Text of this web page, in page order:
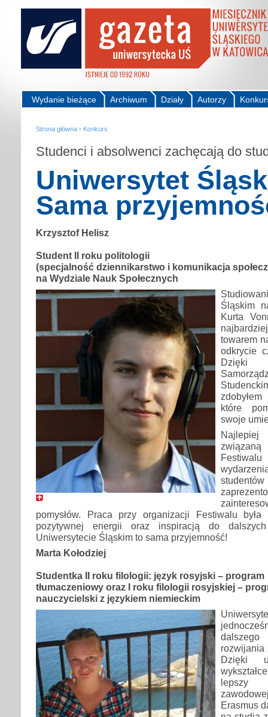
Autorzy
Działy
Archiwum
Wydanie bieżące
Strona główna › Konkurs
Studenci i absolwenci zachęcają do
Uniwersytet
Sama
Krzysztof Helisz
Student II roku politologii
(specjalność dziennikarstwo i komunikacja
na Wydziale Nauk Społecznych
Śląskim
Kurta
towarem
odkrycie
Dzięki
które
swoje
pomysłów. Praca przy organizacji Festiwalu
pozytywnej energii oraz inspiracją do
Uniwersytecie Śląskim to sama przyjemność!
Marta Kołodziej
Studentka II roku filologii: język rosyjski – program
tłumaczeniowy oraz I roku filologii rosyjskiej –
nauczycielski z językiem niemieckim
dalszego
rozwijania
Dzięki
lepszy
Erasmus